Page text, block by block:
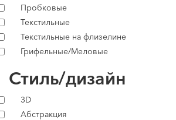
Пробковые
Текстильные
Текстильные на флизелине
Грифельные/Меловые
Стиль/дизайн
3D
Абстракция